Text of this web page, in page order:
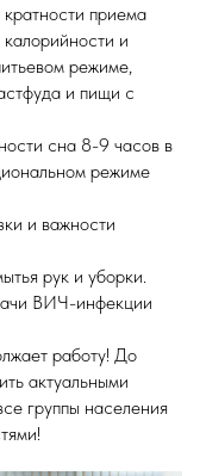
приема
и
режиме,
и пищи с
сна 8-9 часов в
режиме
и важности
рук и уборки.
ВИЧ-инфекции
работу! До
актуальными
группы населения